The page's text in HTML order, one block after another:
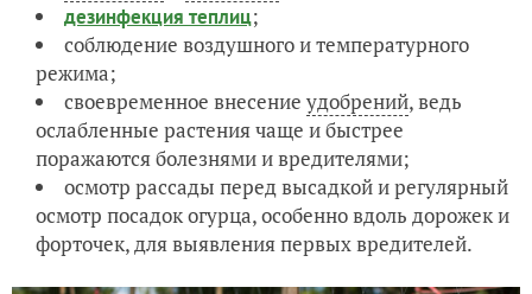
дезинфекция теплиц;
соблюдение воздушного и температурного
режима;
своевременное внесение удобрений, ведь
ослабленные растения чаще и быстрее
поражаются болезнями и вредителями;
осмотр рассады перед высадкой и регулярный
осмотр посадок огурца, особенно вдоль дорожек и
форточек, для выявления первых вредителей.